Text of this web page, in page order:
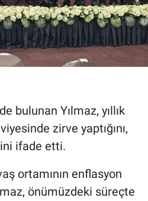
bulunan Yılmaz, yıllık
zirve yaptığını,
ifade etti.
ortamının enflasyon
önümüzdeki süreçte